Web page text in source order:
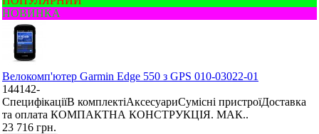
НОВИНКА
Велокомп'ютер Garmin Edge 550 з GPS 010-03022-01
144142-
СпецифікаціїВ комплектіАксесуариСумісні пристроїДоставка
та оплата КОМПАКТНА КОНСТРУКЦІЯ. МАК..
23 716 грн.